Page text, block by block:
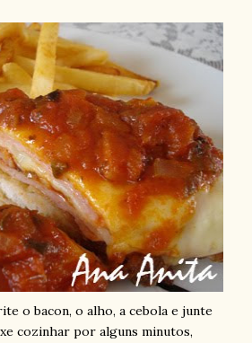
o bacon, o alho, a cebola e junte
cozinhar por alguns minutos,